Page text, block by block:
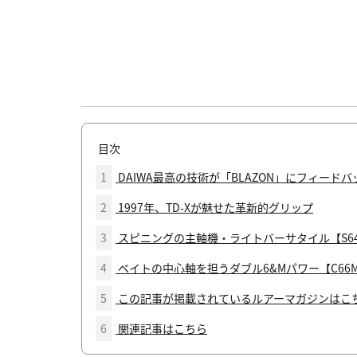
目次
1
DAIWA最高の技術が「BLAZON」にフィードバ
2
1997年、TD-Xが魅せた革新的グリップ
3
スピニングの主軸機・ライトバーサタイル【
4
ベイトの中心軸を担うダブル6&Mパワー【
5
この記事が掲載されているルアーマガジンはこ
6
関連記事はこちら